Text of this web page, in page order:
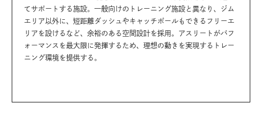
てサポートする施設。一般向けのトレーニング施設と異なり、ジム
エリア以外に、短距離ダッシュやキャッチボールもできるフリーエ
リアを設けるなど、余裕のある空間設計を採用。アスリートがパフ
ォーマンスを最大限に発揮するため、理想の動きを実現するトレー
ニング環境を提供する。